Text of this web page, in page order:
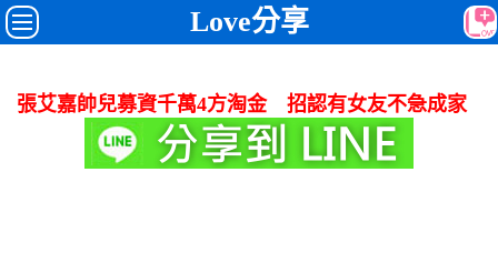
Love分享
張艾嘉帥兒募資千萬4方淘金 招認有女友不急成家